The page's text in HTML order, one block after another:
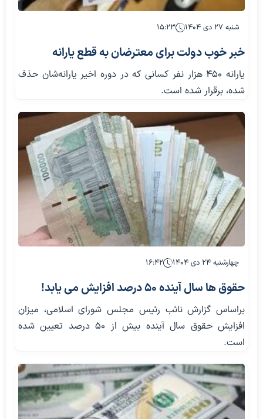
شنبه ۲۷ دی ۱۴۰۴ ۱۵:۲۳
خبر خوب دولت برای معترضان به قطع یارانه‌
یارانه ۴۵۰ هزار نفر کسانی که در دوره اخیر یارانه‌شان حذف
شده، برقرار شده است.
چهارشنبه ۲۴ دی ۱۴۰۴ ۱۶:۴۲
حقوق ها سال آینده 50 درصد افزایش می یابد!
براساس گزارش نائب رئیس مجلس شورای اسلامی، میزان
افزایش حقوق سال آینده بیش از ۵۰ درصد تعیین شده
است.